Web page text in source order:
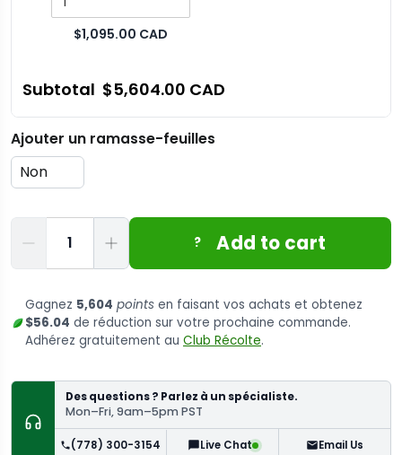
pour
débroussailleuse
T6
T6
$1,095.00 CAD
Subtotal $5,604.00 CAD
Ajouter un ramasse-feuilles
? Add to cart
Gagnez 5,604 points en faisant vos achats et obtenez
$56.04 de réduction sur votre prochaine commande.
Adhérez gratuitement au Club Récolte.
Des questions ? Parlez à un spécialiste.
Mon–Fri, 9am–5pm PST
(778) 300-3154 Live Chat Email Us